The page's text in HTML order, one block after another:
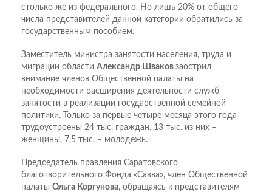
столько же из федерального. Но лишь 20% от общего
числа представителей данной категории обратились за
государственным пособием.
Заместитель министра занятости населения, труда и
миграции области Александр Шваков заострил
внимание членов Общественной палаты на
необходимости расширения деятельности служб
занятости в реализации государственной семейной
политики. Только за первые четыре месяца этого года
трудоустроены 24 тыс. граждан. 13 тыс. из них –
женщины, 7,5 тыс. – молодежь.
Председатель правления Саратовского
благотворительного Фонда «Савва», член Общественной
палаты Ольга Коргунова, обращаясь к представителям